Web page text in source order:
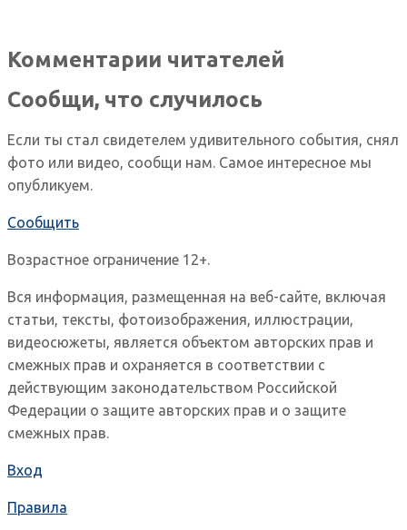
Комментарии читателей
Сообщи, что случилось
Если ты стал свидетелем удивительного события, снял
фото или видео, сообщи нам. Самое интересное мы
опубликуем.
Сообщить
Возрастное ограничение 12+.
Вся информация, размещенная на веб-сайте, включая
статьи, тексты, фотоизображения, иллюстрации,
видеосюжеты, является объектом авторских прав и
смежных прав и охраняется в соответствии с
действующим законодательством Российской
Федерации о защите авторских прав и о защите
смежных прав.
Вход
Правила